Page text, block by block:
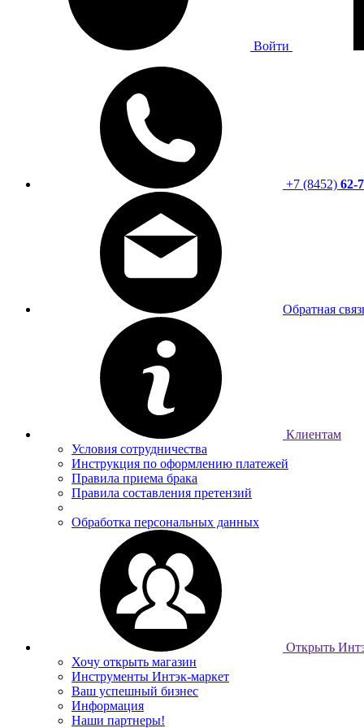
Войти
+7 (8452) 62-
Обратная
Клиентам
Условия сотрудничества
Инструкция по оформлению платежей
Правила приема брака
Правила составления претензий
Обработка персональных данных
Открыть
Хочу открыть магазин
Инструменты Интэк-маркет
Ваш успешный бизнес
Информация
Наши партнеры!